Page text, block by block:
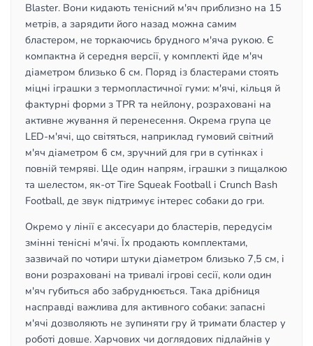
Blaster. Вони кидають тенісний м'яч приблизно на 15
метрів, а зарядити його назад можна самим
бластером, не торкаючись брудного м'яча рукою. Є
компактна й середня версії, у комплекті йде м'яч
діаметром близько 6 см. Поряд із бластерами стоять
міцні іграшки з термопластичної гуми: м'ячі, кільця й
фактурні форми з TPR та нейлону, розраховані на
активне жування й перенесення. Окрема група це
LED-м'ячі, що світяться, наприклад гумовий світний
м'яч діаметром 6 см, зручний для гри в сутінках і
повній темряві. Ще один напрям, іграшки з пищалкою
та шелестом, як-от Tire Squeak Football і Crunch Bash
Football, де звук підтримує інтерес собаки до гри.
Окремо у лінії є аксесуари до бластерів, передусім
змінні тенісні м'ячі. Їх продають комплектами,
зазвичай по чотири штуки діаметром близько 7,5 см, і
вони розраховані на тривалі ігрові сесії, коли один
м'яч губиться або забруднюється. Така дрібниця
насправді важлива для активного собаки: запасні
м'ячі дозволяють не зупиняти гру й тримати бластер у
роботі довше. Харчових чи доглядових підлайнів у